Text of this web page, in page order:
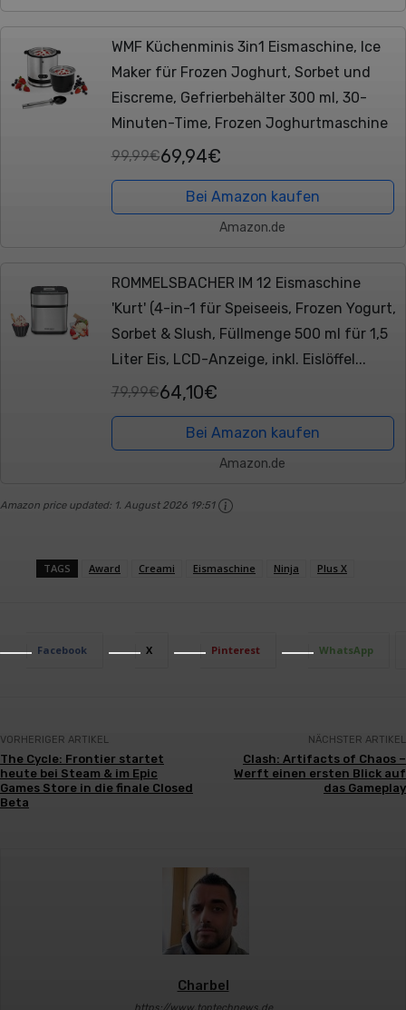
WMF Küchenminis 3in1 Eismaschine, Ice
Maker für Frozen Joghurt, Sorbet und
Eiscreme, Gefrierbehälter 300 ml, 30-
Minuten-Time, Frozen Joghurtmaschine
99,99€69,94€
Bei Amazon kaufen
Amazon.de
ROMMELSBACHER IM 12 Eismaschine
'Kurt' (4-in-1 für Speiseeis, Frozen Yogurt,
Sorbet & Slush, Füllmenge 500 ml für 1,5
Liter Eis, LCD-Anzeige, inkl. Eislöffel...
79,99€64,10€
Bei Amazon kaufen
Amazon.de
Amazon price updated: 1. August 2026 19:51
TAGS Award Creami Eismaschine Ninja Plus X
Facebook X Pinterest WhatsApp
VORHERIGER ARTIKEL
The Cycle: Frontier startet
heute bei Steam & im Epic
Games Store in die finale Closed
Beta
NÄCHSTER ARTIKEL
Clash: Artifacts of Chaos –
Werft einen ersten Blick auf
das Gameplay
Charbel
https://www.toptechnews.de